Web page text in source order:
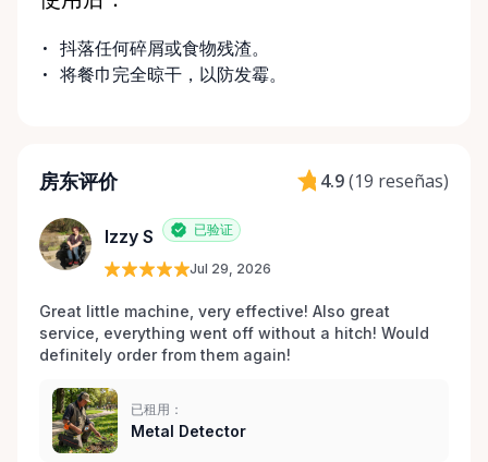
抖落任何碎屑或食物残渣。
将餐巾完全晾干，以防发霉。
房东评价 4.9(19 reseñas)
Izzy S 已验证
Jul 29, 2026
Great little machine, very effective! Also great
service, everything went off without a hitch! Would
definitely order from them again!
已租用：
Metal Detector